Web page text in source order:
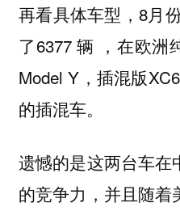
再看具体车型，8月
了6377 辆 ，在欧洲
Model Y，插混版
的插混车。
遗憾的是这两台车在
的竞争力，并且随